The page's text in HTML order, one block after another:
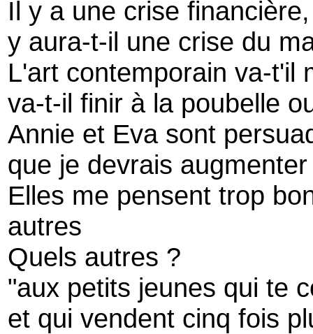
Il y a une crise financière,
y aura-t-il une crise du
L'art contemporain va-t'il
va-t-il finir à la poubelle
Annie et Eva sont
que je devrais
Elles me pensent trop
autres
Quels autres ?
"aux petits jeunes qui te
et qui vendent cinq fois